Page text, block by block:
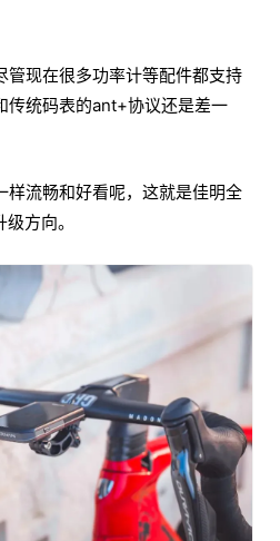
管现在很多功率计等配件都支持
传统码表的ant+协议还是差一
样流畅和好看呢，这就是佳明全
方向。